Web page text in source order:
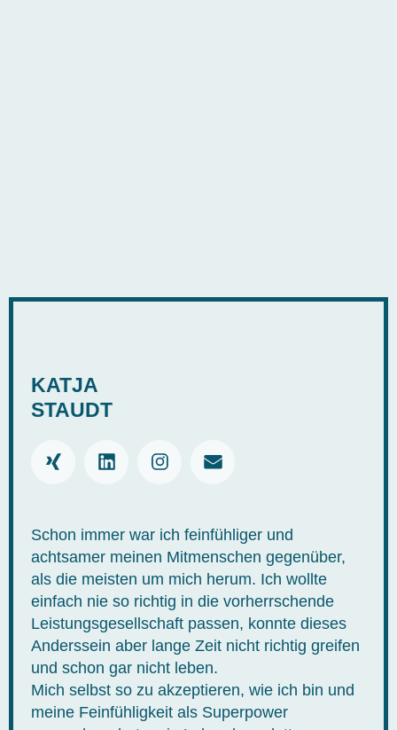
KATJA
STAUDT
Schon immer war ich feinfühliger und
achtsamer meinen Mitmenschen gegenüber,
als die meisten um mich herum. Ich wollte
einfach nie so richtig in die vorherrschende
Leistungsgesellschaft passen, konnte dieses
Anderssein aber lange Zeit nicht richtig greifen
und schon gar nicht leben.
Mich selbst so zu akzeptieren, wie ich bin und
meine Feinfühligkeit als Superpower